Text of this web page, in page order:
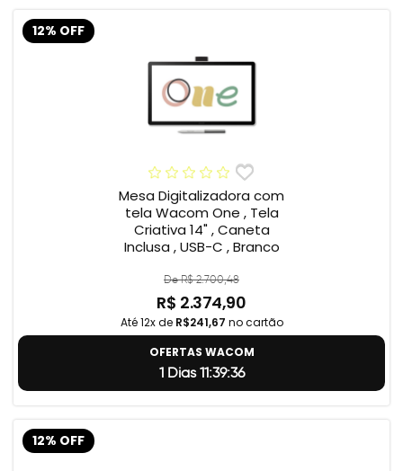
12% OFF
Mesa Digitalizadora com
tela Wacom One , Tela
Criativa 14" , Caneta
Inclusa , USB-C , Branco
De R$ 2.700,48
R$ 2.374,90
Até 12x de R$241,67 no cartão
OFERTAS WACOM
1 Dias 11:39:35
12% OFF